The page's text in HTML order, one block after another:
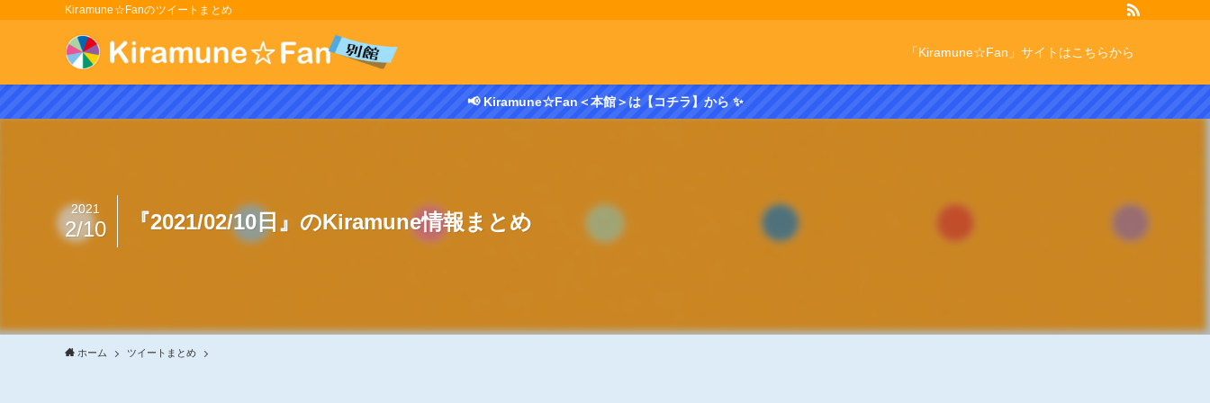
Kiramune☆Fanのツイートまとめ
「Kiramune☆Fan」サイトはこちらから
📢 Kiramune☆Fan＜本館＞は【コチラ】から ✨
『2021/02/10日』のKiramune情報まとめ
2021
2/10
ホーム ツイートまとめ